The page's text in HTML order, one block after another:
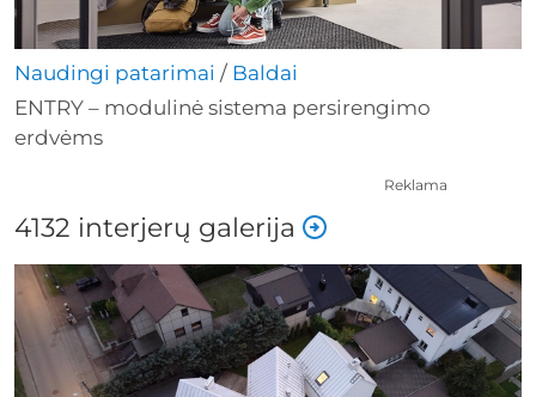
Naudingi patarimai / Baldai
ENTRY – modulinė sistema persirengimo
erdvėms
Reklama
4132 interjerų galerija